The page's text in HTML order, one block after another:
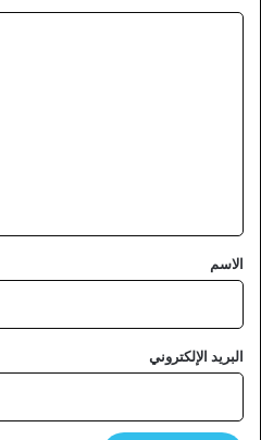
*
الاسم
البريد الإلكتروني